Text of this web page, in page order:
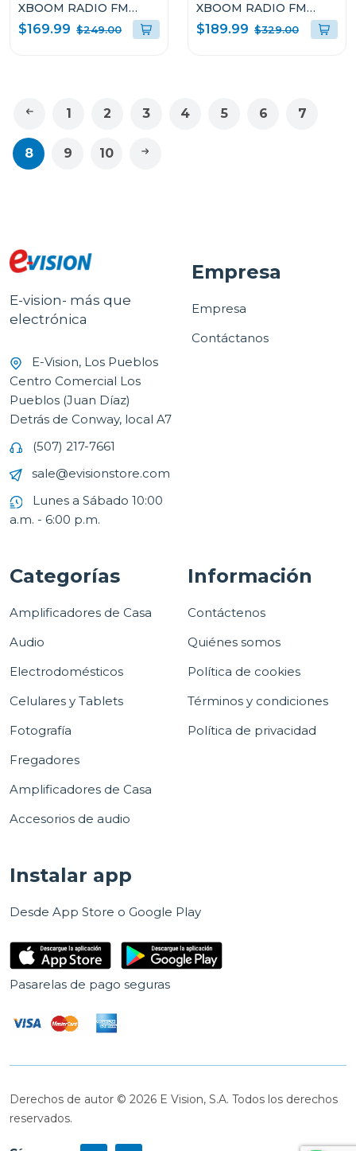
XBOOM RADIO FM
MULTI BLUETOOTH
SUPER BASS BOOST
$169.99 $249.00
XBOOM RADIO FM
MULTI BLUETOOTH
SUPER BASS BOOST
$189.99 $329.00
1 2 3 4 5 6 7
8 9 10
E-vision- más que
electrónica
E-Vision, Los Pueblos
Centro Comercial Los
Pueblos (Juan Díaz)
Detrás de Conway, local A7
(507) 217-7661
sale@evisionstore.com
Lunes a Sábado 10:00
a.m. - 6:00 p.m.
Empresa
Empresa
Contáctanos
Categorías
Amplificadores de Casa
Audio
Electrodomésticos
Celulares y Tablets
Fotografía
Fregadores
Amplificadores de Casa
Accesorios de audio
Información
Contáctenos
Quiénes somos
Política de cookies
Términos y condiciones
Política de privacidad
Instalar app
Desde App Store o Google Play
Pasarelas de pago seguras
Derechos de autor © 2026 E Vision, S.A. Todos los derechos
reservados.